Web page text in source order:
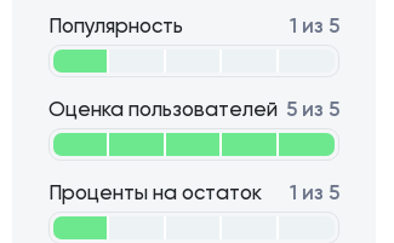
Проценты на остаток 1 из 5
Популярность 1 из 5
Оценка пользователей 5 из 5